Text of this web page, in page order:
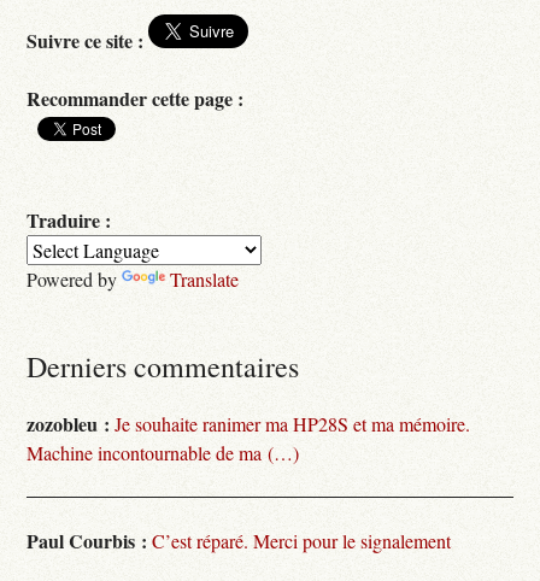
Suivre ce site :
Recommander cette page :
Traduire :
Powered by Translate
Derniers commentaires
zozobleu : Je souhaite ranimer ma HP28S et ma mémoire.
Machine incontournable de ma (…)
Paul Courbis : C’est réparé. Merci pour le signalement